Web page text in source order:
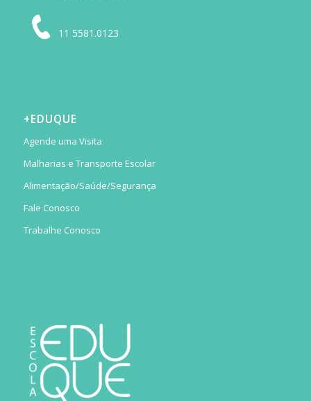
11 5581.0123
+EDUQUE
Agende uma Visita
Malharias e Transporte Escolar
Alimentação/Saúde/Segurança
Fale Conosco
Trabalhe Conosco